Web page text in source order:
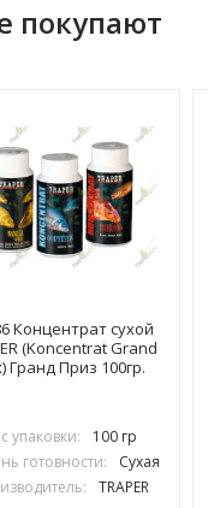
покупают
Концентрат сухой
(Koncentrat Grand
Гранд Приз 100гр.
упаковки:
100 гр
готовности:
Сухая
TRAPER